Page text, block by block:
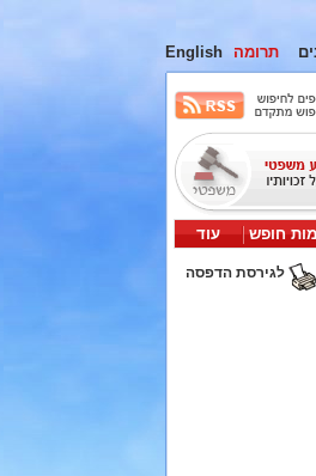
תרומה English
חופש עוד
לגירסת הדפסה